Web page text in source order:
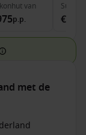
van
p.p.
Suite
€
met de